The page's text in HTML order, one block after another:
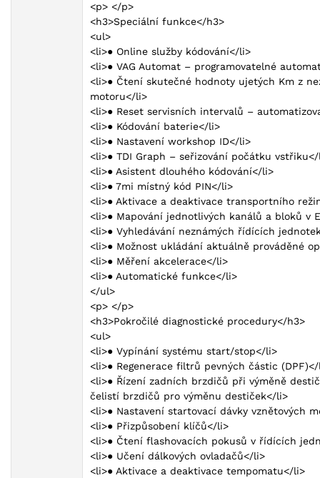
<p> </p>
<h3>Speciální funkce</h3>
<ul>
<li>● Online služby kódování</li>
<li>● VAG Automat – programovatelné
<li>● Čtení skutečné hodnoty ujetých Km z
motoru</li>
<li>● Reset servisních intervalů –
<li>● Kódování baterie</li>
<li>● Nastavení workshop ID</li>
<li>● TDI Graph – seřizování počátku
<li>● Asistent dlouhého kódování</li>
<li>● 7mi místný kód PIN</li>
<li>● Aktivace a deaktivace transportního
<li>● Mapování jednotlivých kanálů a bloků v
<li>● Vyhledávání neznámých řídících
<li>● Možnost ukládání aktuálně prováděné
<li>● Měření akcelerace</li>
<li>● Automatické funkce</li>
</ul>
<p> </p>
<h3>Pokročilé diagnostické procedury</h3>
<ul>
<li>● Vypínání systému start/stop</li>
<li>● Regenerace filtrů pevných částic
<li>● Řízení zadních brzdičů při výměně
čelistí brzdičů pro výměnu destiček</li>
<li>● Nastavení startovací dávky vznětových
<li>● Přizpůsobení klíčů</li>
<li>● Čtení flashovacích pokusů v řídících
<li>● Učení dálkových ovladačů</li>
<li>● Aktivace a deaktivace tempomatu</li>